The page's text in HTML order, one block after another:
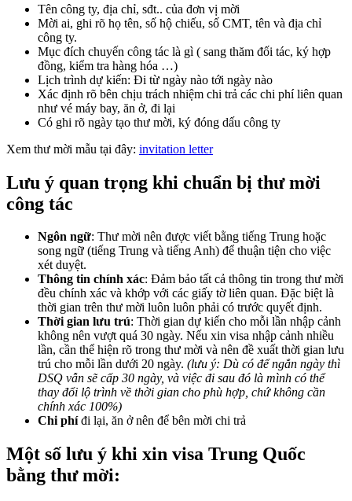
Tên công ty, địa chỉ, sđt.. của đơn vị mời
Mời ai, ghi rõ họ tên, số hộ chiếu, số CMT, tên và địa chỉ
công ty.
Mục đích chuyến công tác là gì ( sang thăm đối tác, ký hợp
đồng, kiểm tra hàng hóa …)
Lịch trình dự kiến: Đi từ ngày nào tới ngày nào
Xác định rõ bên chịu trách nhiệm chi trả các chi phí liên quan
như vé máy bay, ăn ở, đi lại
Có ghi rõ ngày tạo thư mời, ký đóng dấu công ty
Xem thư mời mẫu tại đây: invitation letter
Lưu ý quan trọng khi chuẩn bị thư mời
công tác
Ngôn ngữ: Thư mời nên được viết bằng tiếng Trung hoặc
song ngữ (tiếng Trung và tiếng Anh) để thuận tiện cho việc
xét duyệt.
Thông tin chính xác: Đảm bảo tất cả thông tin trong thư mời
đều chính xác và khớp với các giấy tờ liên quan. Đặc biệt là
thời gian trên thư mời luôn luôn phải có trước quyết định.
Thời gian lưu trú: Thời gian dự kiến cho mỗi lần nhập cảnh
không nên vượt quá 30 ngày. Nếu xin visa nhập cảnh nhiều
lần, cần thể hiện rõ trong thư mời và nên đề xuất thời gian lưu
trú cho mỗi lần dưới 20 ngày. (lưu ý: Dù có để ngắn ngày thì
DSQ vẫn sẽ cấp 30 ngày, và việc đi sau đó là mình có thể
thay đổi lộ trình về thời gian cho phù hợp, chứ không cần
chính xác 100%)
Chi phíđi lại, ăn ở nên để bên mời chi trả
Một số lưu ý khi xin visa Trung Quốc
bằng thư mời: